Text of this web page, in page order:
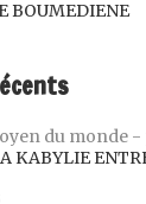
BOUMEDIENE
du monde
KABYLIE